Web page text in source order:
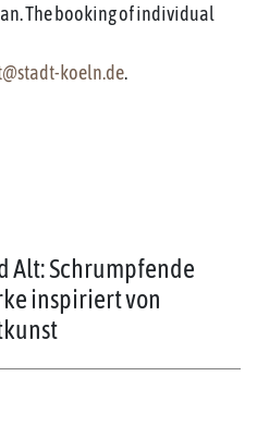
The booking of individual
koeln.de.
Alt: Schrumpfende
inspiriert von